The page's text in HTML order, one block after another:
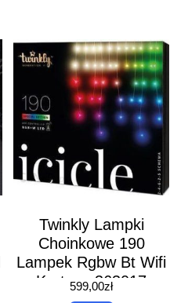
Twinkly Lampki
Choinkowe 190
Lampek Rgbw Bt Wifi
Kurtyna 363017
599,00zł